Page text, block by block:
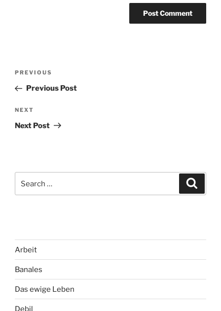
Previous
Post
PREVIOUS
Previous Post
Next
Post
NEXT
Next Post
for:
Arbeit
Banales
Das ewige Leben
Debil